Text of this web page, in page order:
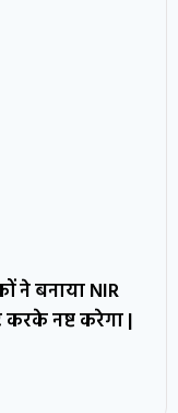
ने बनाया NIR
नष्ट करेगा |